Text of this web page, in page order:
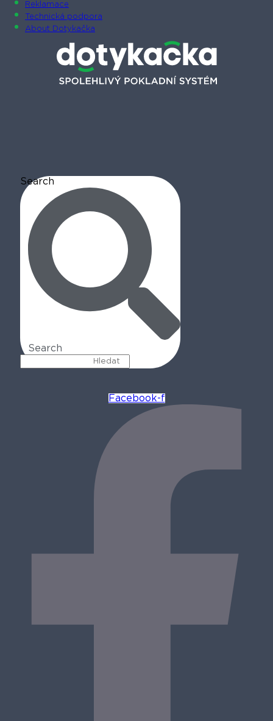
Reklamace
Technická podpora
About Dotykačka
Search
Search
Facebook-f